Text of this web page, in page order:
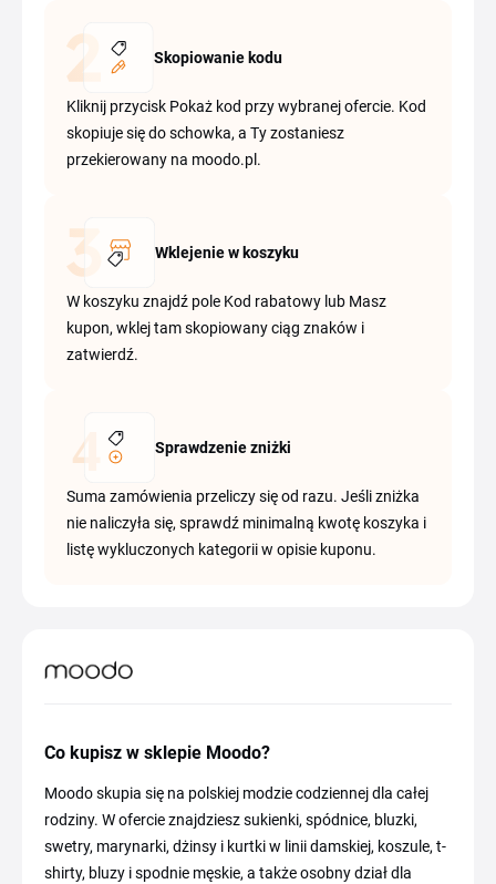
Skopiowanie kodu
Kliknij przycisk Pokaż kod przy wybranej ofercie. Kod
skopiuje się do schowka, a Ty zostaniesz
przekierowany na moodo.pl.
Wklejenie w koszyku
W koszyku znajdź pole Kod rabatowy lub Masz
kupon, wklej tam skopiowany ciąg znaków i
zatwierdź.
Sprawdzenie zniżki
Suma zamówienia przeliczy się od razu. Jeśli zniżka
nie naliczyła się, sprawdź minimalną kwotę koszyka i
listę wykluczonych kategorii w opisie kuponu.
Co kupisz w sklepie Moodo?
Moodo skupia się na polskiej modzie codziennej dla całej
rodziny. W ofercie znajdziesz sukienki, spódnice, bluzki,
swetry, marynarki, dżinsy i kurtki w linii damskiej, koszule, t-
shirty, bluzy i spodnie męskie, a także osobny dział dla